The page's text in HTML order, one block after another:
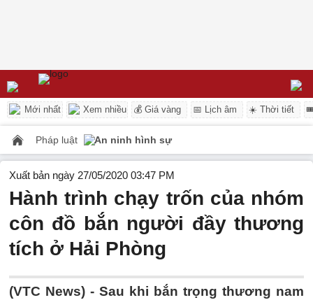
Mới nhất Xem nhiều 💰 Giá vàng 📅 Lịch âm ☀️ Thời tiết
Pháp luật An ninh hình sự
Xuất bản ngày 27/05/2020 03:47 PM
Hành trình chạy trốn của nhóm
côn đồ bắn người đầy thương
tích ở Hải Phòng
(VTC News) - Sau khi bắn trọng thương nam